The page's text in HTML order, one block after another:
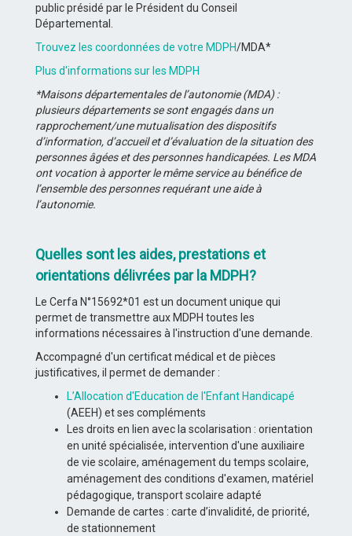
public présidé par le Président du Conseil
Départemental.
Trouvez les coordonnées de votre MDPH/MDA*
Plus d'informations sur les MDPH
*Maisons départementales de l’autonomie (MDA) :
plusieurs départements se sont engagés dans un
rapprochement/une mutualisation des dispositifs
d’information, d’accueil et d’évaluation de la situation des
personnes âgées et des personnes handicapées. Les MDA
ont vocation à apporter le même service au bénéfice de
l’ensemble des personnes requérant une aide à
l’autonomie.
Quelles sont les aides, prestations et
orientations délivrées par la MDPH?
Le Cerfa N°15692*01 est un document unique qui
permet de transmettre aux MDPH toutes les
informations nécessaires à l'instruction d'une demande.
Accompagné d'un certificat médical et de pièces
justificatives, il permet de demander :
L’Allocation d'Education de l'Enfant Handicapé
(AEEH) et ses compléments
Les droits en lien avec la scolarisation : orientation
en unité spécialisée, intervention d'une auxiliaire
de vie scolaire, aménagement du temps scolaire,
aménagement des conditions d'examen, matériel
pédagogique, transport scolaire adapté
Demande de cartes : carte d’invalidité, de priorité,
de stationnement